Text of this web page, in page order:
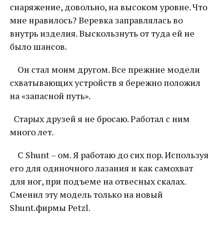
снаряжение, довольно, на высоком уровне. Что
мне нравилось? Веревка заправлялась во
внутрь изделия. Выскользнуть от туда ей не
было шансов.
Он стал моим другом. Все прежние модели
схватывающих устройств я бережно положил
на «запасной путь».
Старых друзей я не бросаю. Работал с ним
много лет.
С Shunt – ом. Я работаю до сих пор. Используя
его для одиночного лазания и как самохват
для ног, при подъеме на отвесных скалах.
Сменил эту модель только на новый
Shunt.фирмы Petzl.